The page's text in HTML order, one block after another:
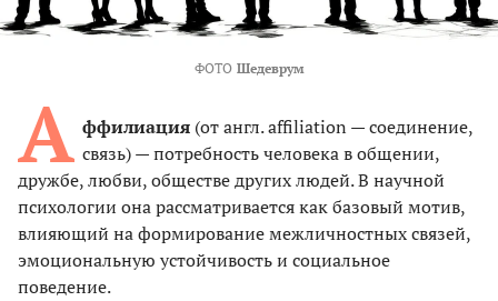
ФОТО Шедеврум
А ффилиация (от англ. affiliation — соединение,
связь) — потребность человека в общении,
дружбе, любви, обществе других людей. В научной
психологии она рассматривается как базовый мотив,
влияющий на формирование межличностных связей,
эмоциональную устойчивость и социальное
поведение.